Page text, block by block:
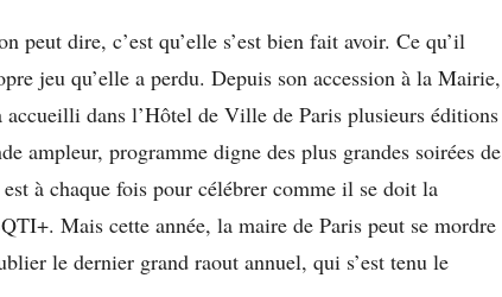
peut dire, c’est qu’elle s’est bien fait avoir. Ce qu’il
jeu qu’elle a perdu. Depuis son accession à la Mairie,
dans l’Hôtel de Ville de Paris plusieurs éditions
ampleur, programme digne des plus grandes soirées de
à chaque fois pour célébrer comme il se doit la
Mais cette année, la maire de Paris peut se mordre
le dernier grand raout annuel, qui s’est tenu le